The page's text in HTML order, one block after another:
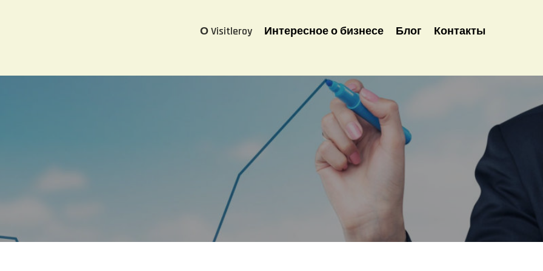
О Visitleroy Интересное о бизнесе Блог Контакты